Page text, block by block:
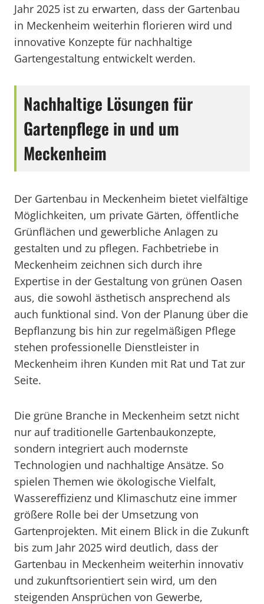
Jahr 2025 ist zu erwarten, dass der Gartenbau
in Meckenheim weiterhin florieren wird und
innovative Konzepte für nachhaltige
Gartengestaltung entwickelt werden.
Nachhaltige Lösungen für
Gartenpflege in und um
Meckenheim
Der Gartenbau in Meckenheim bietet vielfältige
Möglichkeiten, um private Gärten, öffentliche
Grünflächen und gewerbliche Anlagen zu
gestalten und zu pflegen. Fachbetriebe in
Meckenheim zeichnen sich durch ihre
Expertise in der Gestaltung von grünen Oasen
aus, die sowohl ästhetisch ansprechend als
auch funktional sind. Von der Planung über die
Bepflanzung bis hin zur regelmäßigen Pflege
stehen professionelle Dienstleister in
Meckenheim ihren Kunden mit Rat und Tat zur
Seite.
Die grüne Branche in Meckenheim setzt nicht
nur auf traditionelle Gartenbaukonzepte,
sondern integriert auch modernste
Technologien und nachhaltige Ansätze. So
spielen Themen wie ökologische Vielfalt,
Wassereffizienz und Klimaschutz eine immer
größere Rolle bei der Umsetzung von
Gartenprojekten. Mit einem Blick in die Zukunft
bis zum Jahr 2025 wird deutlich, dass der
Gartenbau in Meckenheim weiterhin innovativ
und zukunftsorientiert sein wird, um den
steigenden Ansprüchen von Gewerbe,